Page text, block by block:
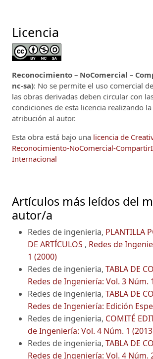
Licencia
Reconocimiento – NoComercial –
nc-sa): No se permite el uso comercial
las obras derivadas deben circular con
condiciones de esta licencia realizando
atribución al autor.
Esta obra está bajo una licencia de
Reconocimiento-NoComercial-
Internacional
Artículos más leídos del
autor/a
Redes de ingenieria, PLANTILLA
DE ARTÍCULOS , Redes de
1 (2000)
Redes de ingenieria, TABLA DE
Redes de Ingeniería: Vol. 3 Núm.
Redes de ingenieria, TABLA DE
Redes de Ingeniería: Edición
Redes de ingenieria, COMITÉ
de Ingeniería: Vol. 4 Núm. 1
Redes de ingenieria, TABLA DE
Redes de Ingeniería: Vol. 4 Núm.